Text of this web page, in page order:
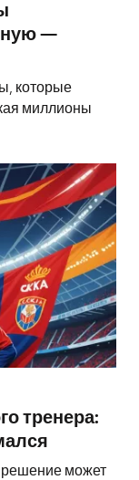
—
которые
миллионы
тренера:
решение может